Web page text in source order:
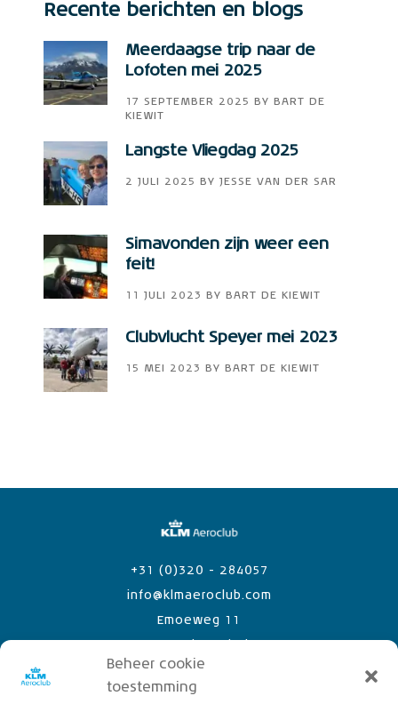
Beheer cookie
toestemming
Recente berichten en blogs
Meerdaagse trip naar de
Lofoten mei 2025
17 SEPTEMBER 2025 BY
BART DE
KIEWIT
Langste Vliegdag 2025
2 JULI 2025 BY JESSE VAN DER SAR
Simavonden zijn weer een
feit!
11 JULI 2023 BY BART DE KIEWIT
Clubvlucht Speyer mei 2023
15 MEI 2023 BY BART DE KIEWIT
Emoeweg 11
info@klmaeroclub.com
+31 (0)320 - 284057